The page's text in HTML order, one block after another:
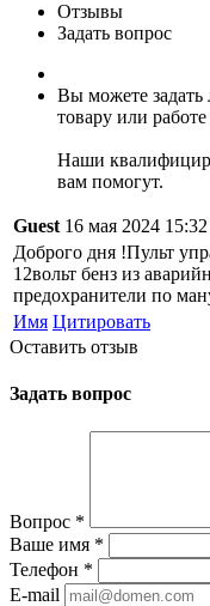
Отзывы
Задать вопрос
Вы можете
товару или
Наши
вам помогут.
Guest 16 мая 2024 15:32
Доброго дня !Пульт
12вольт бенз из
предохранители по
Имя Цитировать
Оставить отзыв
Задать вопрос
Вопрос *
Ваше имя *
Телефон *
E-mail